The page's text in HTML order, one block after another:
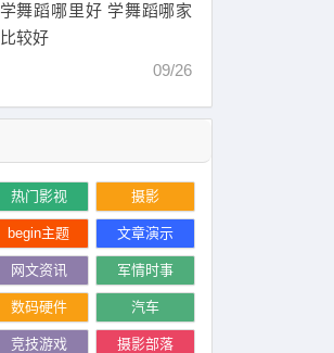
学舞蹈哪里好 学舞蹈哪家
比较好
09/26
热门影视 摄影
begin主题 文章演示
网文资讯 军情时事
数码硬件 汽车
竞技游戏 摄影部落